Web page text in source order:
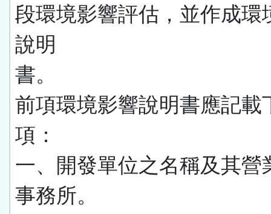
段環境影響評估，並作成環
說明
書。
前項環境影響說明書應記載
項：
一、開發單位之名稱及其營
事務所。